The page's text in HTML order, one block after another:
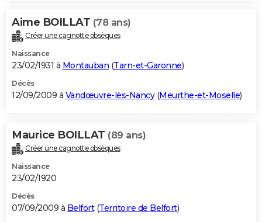
Aime BOILLAT (78 ans)
Créer une cagnotte obsèques
Naissance
23/02/1931 à Montauban (Tarn-et-Garonne)
Décès
12/09/2009 à Vandœuvre-lès-Nancy(Meurthe-et-Moselle)
Maurice BOILLAT (89 ans)
Créer une cagnotte obsèques
Naissance
23/02/1920
Décès
07/09/2009 à Belfort(Territoire de Belfort)